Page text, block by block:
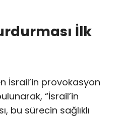
İlk
İsrail’in provokasyon
“İsrail’in
bu sürecin sağlıklı